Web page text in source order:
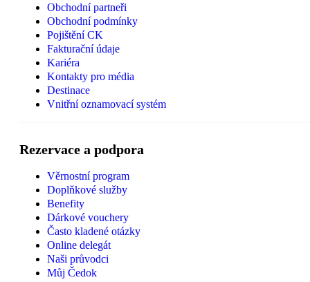
Obchodní partneři
Obchodní podmínky
Pojištění CK
Fakturační údaje
Kariéra
Kontakty pro média
Destinace
Vnitřní oznamovací systém
Rezervace a podpora
Věrnostní program
Doplňkové služby
Benefity
Dárkové vouchery
Často kladené otázky
Online delegát
Naši průvodci
Můj Čedok